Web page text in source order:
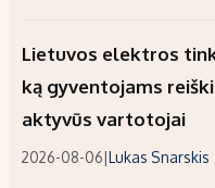
Lietuvos elektros
ką gyventojams
aktyvūs vartotojai
2026-08-06|Lukas Snarskis